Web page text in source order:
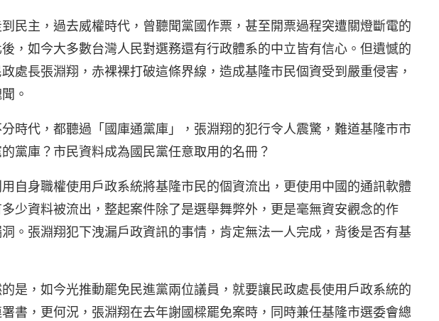
民主，過去威權時代，曾聽聞黨國作票，甚至開票過程突遭關燈斷電的
，如今大多數台灣人民對選務還有行政體系的中立皆有信心。但遺憾的
處長張淵翔，赤裸裸打破這條界線，造成基隆市民個資受到嚴重侵害，
。
時代，都聽過「國庫通黨庫」，張淵翔的犯行令人震驚，難道基隆市市
黨庫？市民資料成為國民黨任意取用的名冊？
自身職權使用戶政系統將基隆市民的個資流出，更使用中國的通訊軟體
少資料被流出，整起案件除了是選舉舞弊外，更是毫無資安觀念的作
。張淵翔犯下洩漏戶政資訊的事情，肯定無法一人完成，背後是否有基
是，如今光推動罷免民進黨兩位議員，就要讓民政處長使用戶政系統的
書，更何況，張淵翔在去年謝國樑罷免案時，同時兼任基隆市選委會總